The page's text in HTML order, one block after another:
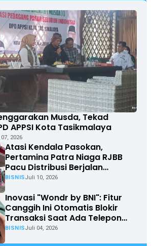
Musda, Tekad
APPSI Kota Tasikmalaya
2026
Atasi Kendala Pasokan,
Pertamina Patra Niaga RJBB
Pacu Distribusi Berjalan
Optimal
BISNISJuli 10, 2026
Inovasi "Wondr by BNI": Fitur
Canggih Ini Otomatis Blokir
Transaksi Saat Ada Telepon
Masuk
BISNISJuli 04, 2026